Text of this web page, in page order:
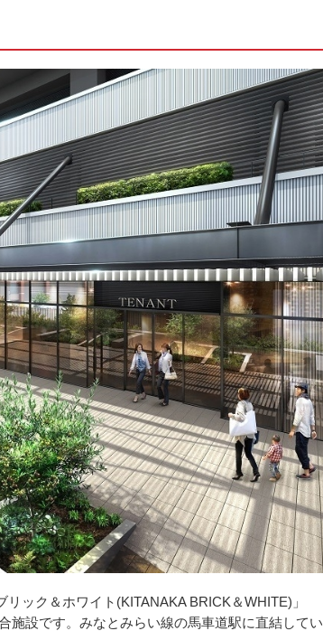
ック＆ホワイト(KITANAKA BRICK＆WHITE)」
施設です。みなとみらい線の馬車道駅に直結してい